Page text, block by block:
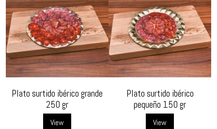
Plato surtido ibérico grande
250 gr
View
Plato surtido ibérico
pequeño 150 gr
View